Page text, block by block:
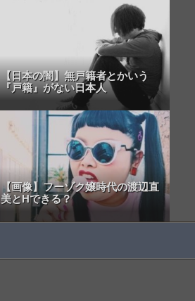
【日本の闇】無戸籍者とかいう
『戸籍』がない日本人
【画像】フーゾク嬢時代の渡辺直
美とHできる？